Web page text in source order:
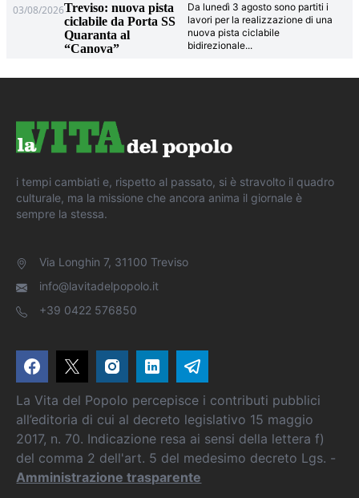
03/08/2026Treviso: nuova pista
ciclabile da Porta SS
Quaranta al
“Canova”
Da lunedì 3 agosto sono partiti i
lavori per la realizzazione di una
nuova pista ciclabile
bidirezionale...
i tempi cambiati e, rispetto al passato, si è stravolto il quadro
culturale, ma la missione che ancora anima il giornale è
sempre la stessa.
Via Longhin 7, 31100 Treviso
info@lavitadelpopolo.it
+39 0422 576850
La Vita del Popolo percepisce i contributi pubblici
all’editoria di cui al decreto legislativo 15 maggio
2017, n. 70. Indicazione resa ai sensi della lettera f)
del comma 2 dell'art. 5 del medesimo decreto Lgs. -
Amministrazione trasparente